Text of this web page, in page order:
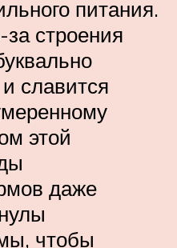
питания.
строения
славится
этой
даже
чтобы